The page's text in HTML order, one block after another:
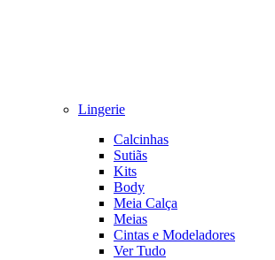
Lingerie
Calcinhas
Sutiãs
Kits
Body
Meia Calça
Meias
Cintas e Modeladores
Ver Tudo